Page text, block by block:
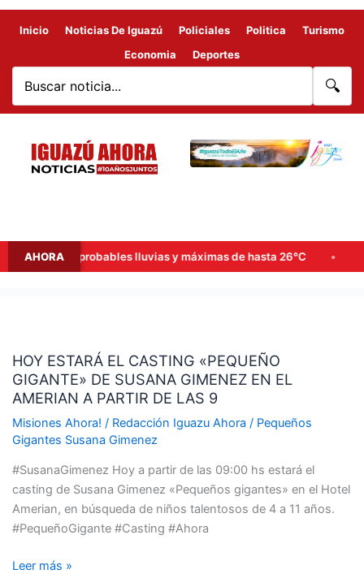
Inicio Noticias De Iguazú Policiales Politica
Turismo
Economia
Deportes
🔍
AHORAprobables lluvias y máximas de hasta 26°C
HOY ESTARÁ EL CASTING «PEQUEÑO
GIGANTE» DE SUSANA GIMENEZ EN EL
AMERIAN A PARTIR DE LAS 9
Misiones Ahora! / Redacción Iguazu Ahora / Pequeños
Gigantes Susana Gimenez
#SusanaGimenez Hoy a partir de las 09:00 hs estará el
casting de Susana Gimenez «Pequeños gigantes» en el Hotel
Amerian, en búsqueda de niños talentosos de 4 a 11 años.
#PequeñoGigante #Casting #Ahora
EL
CASTING
«PEQUEÑO
GIGANTE»
DE
GIMENEZ
EN
EL
AMERIAN
Leer más »